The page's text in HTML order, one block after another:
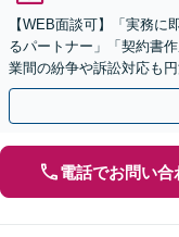
【WEB面談可】「実務
るパートナー」「契約書
業間の紛争や訴訟対応も
種に応じて柔軟にカスタ
電話でお問い合